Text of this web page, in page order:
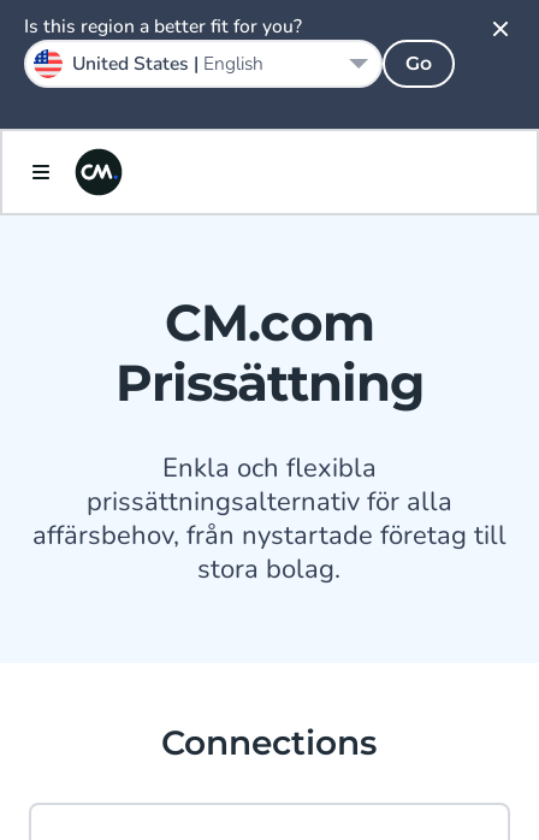
CM.com
Prissättning
Enkla och flexibla
prissättningsalternativ för alla
affärsbehov, från nystartade företag till
stora bolag.
Connections
Is this region a better fit for you?
United States | English Go